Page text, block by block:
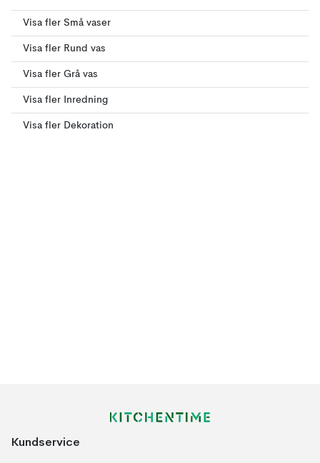
Visa fler Små vaser
Visa fler Rund vas
Visa fler Grå vas
Visa fler Inredning
Visa fler Dekoration
Kundservice